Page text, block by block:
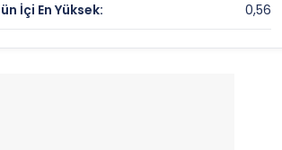
İçi En Yüksek: 0,56